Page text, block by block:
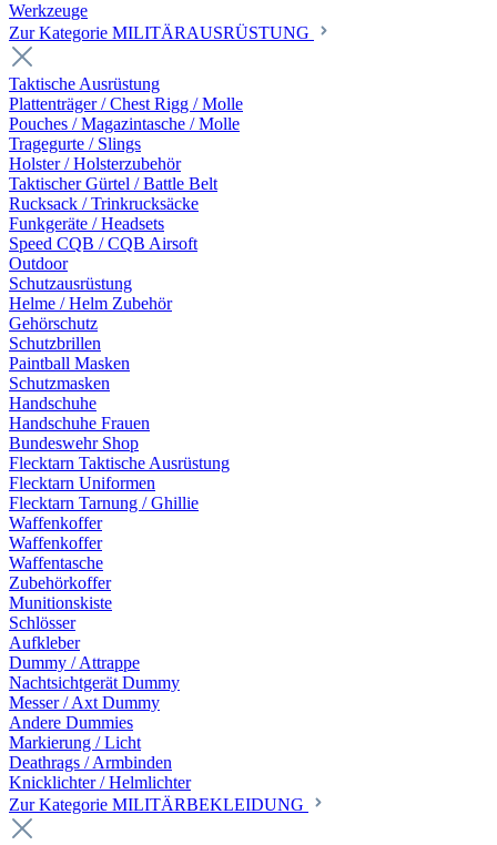
Werkzeuge
Zur Kategorie MILITÄRAUSRÜSTUNG
Taktische Ausrüstung
Plattenträger / Chest Rigg / Molle
Pouches / Magazintasche / Molle
Tragegurte / Slings
Holster / Holsterzubehör
Taktischer Gürtel / Battle Belt
Rucksack / Trinkrucksäcke
Funkgeräte / Headsets
Speed CQB / CQB Airsoft
Outdoor
Schutzausrüstung
Helme / Helm Zubehör
Gehörschutz
Schutzbrillen
Paintball Masken
Schutzmasken
Handschuhe
Handschuhe Frauen
Bundeswehr Shop
Flecktarn Taktische Ausrüstung
Flecktarn Uniformen
Flecktarn Tarnung / Ghillie
Waffenkoffer
Waffenkoffer
Waffentasche
Zubehörkoffer
Munitionskiste
Schlösser
Aufkleber
Dummy / Attrappe
Nachtsichtgerät Dummy
Messer / Axt Dummy
Andere Dummies
Markierung / Licht
Deathrags / Armbinden
Knicklichter / Helmlichter
Zur Kategorie MILITÄRBEKLEIDUNG